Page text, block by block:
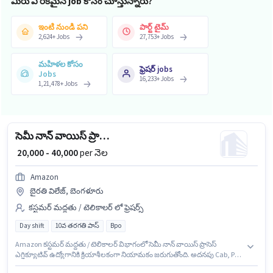
ఇంటి నుండి పని
2,624+Jobs
పార్ట్ టైమ్
27,753+Jobs
మహిళల కోసం
Jobs
1,21,478+Jobs
ఫ్రెషర్ jobs
16,233+Jobs
సెమీ నాన్ వాయిస్ ప్రాసెస్ ఎగ్జిక్యూటివ్
₹ 20,000 - 40,000per నెల
Amazon
బైరతి విలేజ్, బెంగళూరు
కస్టమర్ మద్దతు / టెలికాలర్ లో ఫ్రెషర్స్
Day shift 10వ తరగతి పాస్ Bpo
Amazon కస్టమర్ మద్దతు / టెలికాలర్ విభాగంలో సెమీ నాన్ వాయిస్ ప్రాసెస్
ఎగ్జిక్యూటివ్ ఉద్యోగానికి క్రియాశీలకంగా నియామకం జరుగుతోంది. అదనపు Cab, PF